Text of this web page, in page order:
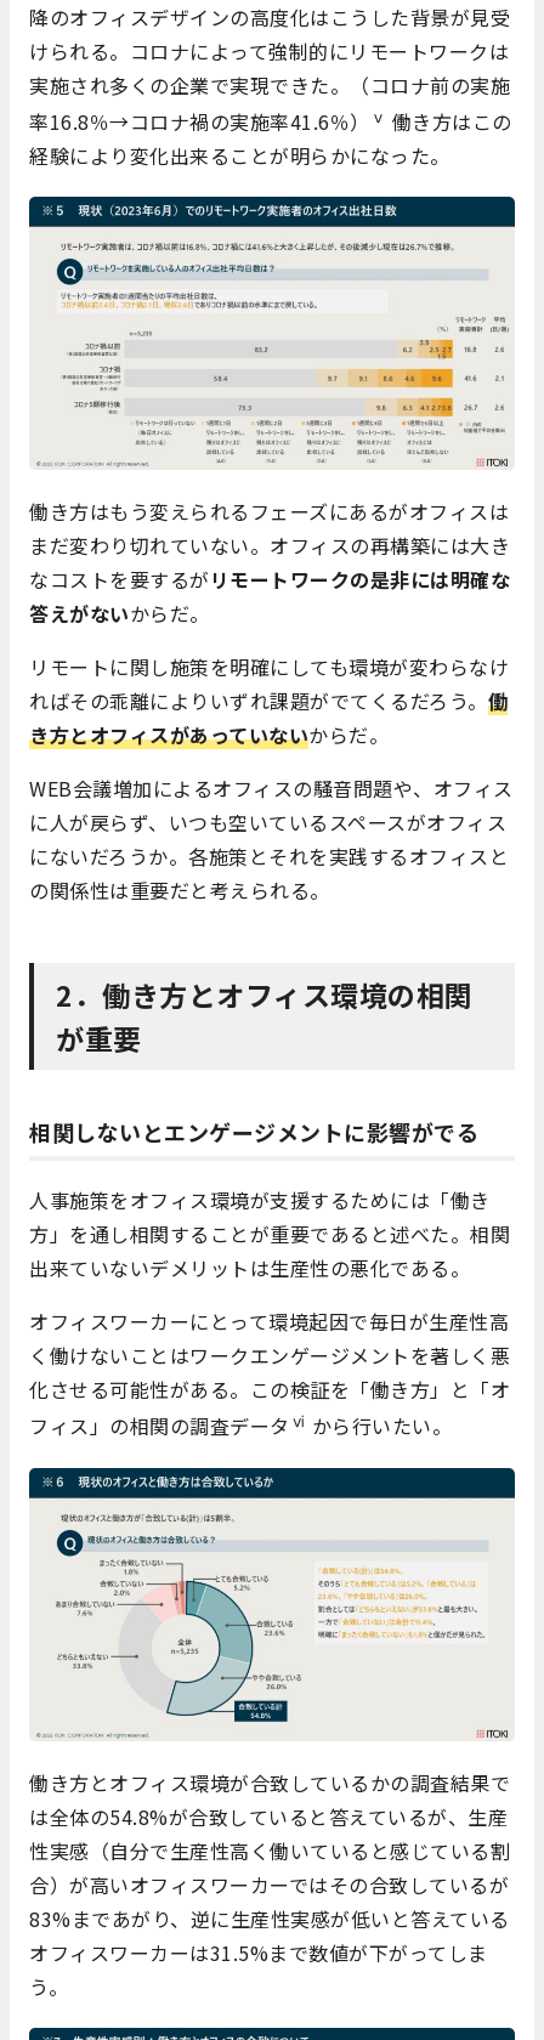
降のオフィスデザインの高度化はこうした背景が見受
けられる。コロナによって強制的にリモートワークは
実施され多くの企業で実現できた。（コロナ前の実施
率16.8％→コロナ禍の実施率41.6％）
ⅴ 働き方はこの
経験により変化出来ることが明らかになった。
働き方はもう変えられるフェーズにあるがオフィスは
まだ変わり切れていない。オフィスの再構築には大き
なコストを要するが リモートワークの是非には明確な
答えがないからだ。
リモートに関し施策を明確にしても環境が変わらなけ
ればその乖離によりいずれ課題がでてくるだろう。 働
き方とオフィスがあっていないからだ。
WEB会議増加によるオフィスの騒音問題や、オフィス
に人が戻らず、いつも空いているスペースがオフィス
にないだろうか。各施策とそれを実践するオフィスと
の関係性は重要だと考えられる。
2．働き方とオフィス環境の相関
が重要
相関しないとエンゲージメントに影響がでる
人事施策をオフィス環境が支援するためには「働き
方」を通し相関することが重要であると述べた。相関
出来ていないデメリットは生産性の悪化である。
オフィスワーカーにとって環境起因で毎日が生産性高
く働けないことはワークエンゲージメントを著しく悪
化させる可能性がある。この検証を「働き方」と「オ
フィス」の相関の調査データ ⅵ から行いたい。
働き方とオフィス環境が合致しているかの調査結果で
は全体の54.8%が合致していると答えているが、生産
性実感（自分で生産性高く働いていると感じている割
合）が高いオフィスワーカーではその合致しているが
83%まであがり、逆に生産性実感が低いと答えている
オフィスワーカーは31.5%まで数値が下がってしま
う。